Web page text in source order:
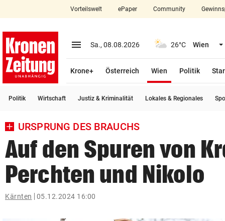
closeSchließen
account_circle Anmelden
arrow_right
search
Suchbegriff
eingeben
Vorteilswelt ePaper Community
menu Menü aufklappen
Sa., 08.08.2026 26°C Wien
Krone+ Österreich Wien
Politik
Politik Wirtschaft Justiz & Kriminalität Lokales & Regionales
URSPRUNG DES BRAUCHS
Auf den Spuren von
Perchten und Nikolo
Kärnten 05.12.2024 16:00